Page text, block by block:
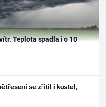
Teplota spadla i o 10
se zřítil i kostel,